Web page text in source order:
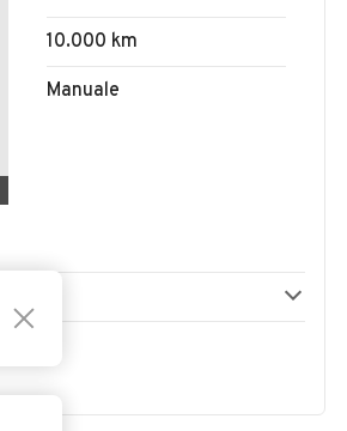
10.000 km
Manuale